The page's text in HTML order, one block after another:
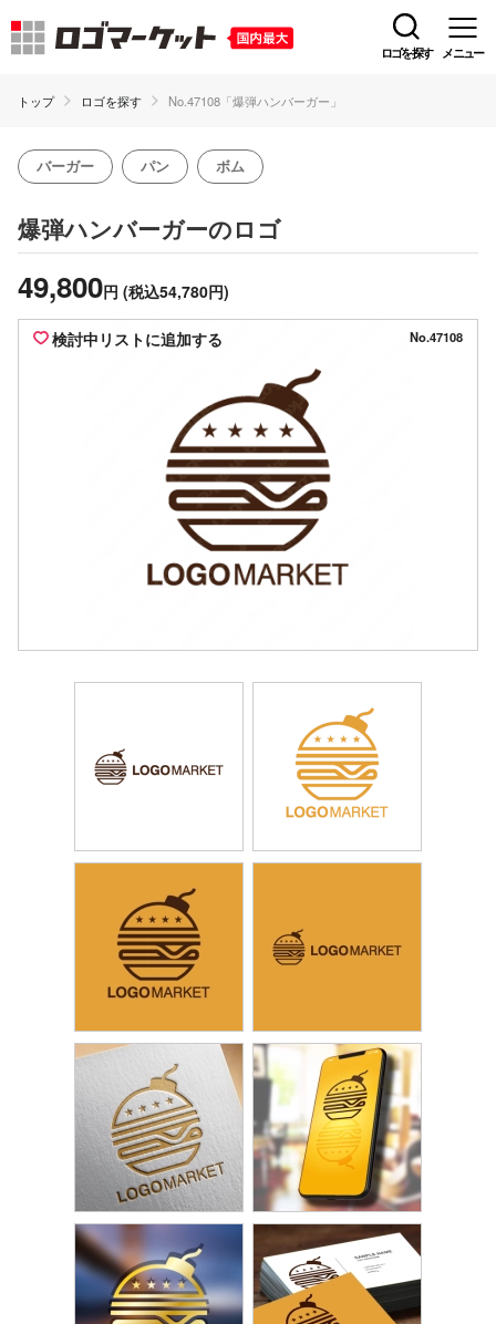
ロゴを探す メニュー
トップ ロゴを探す No.47108「爆弾ハンバーガー」
バーガー パン ボム
爆弾ハンバーガーのロゴ
49,800円 (税込54,780円)
検討中リストに追加する No.47108